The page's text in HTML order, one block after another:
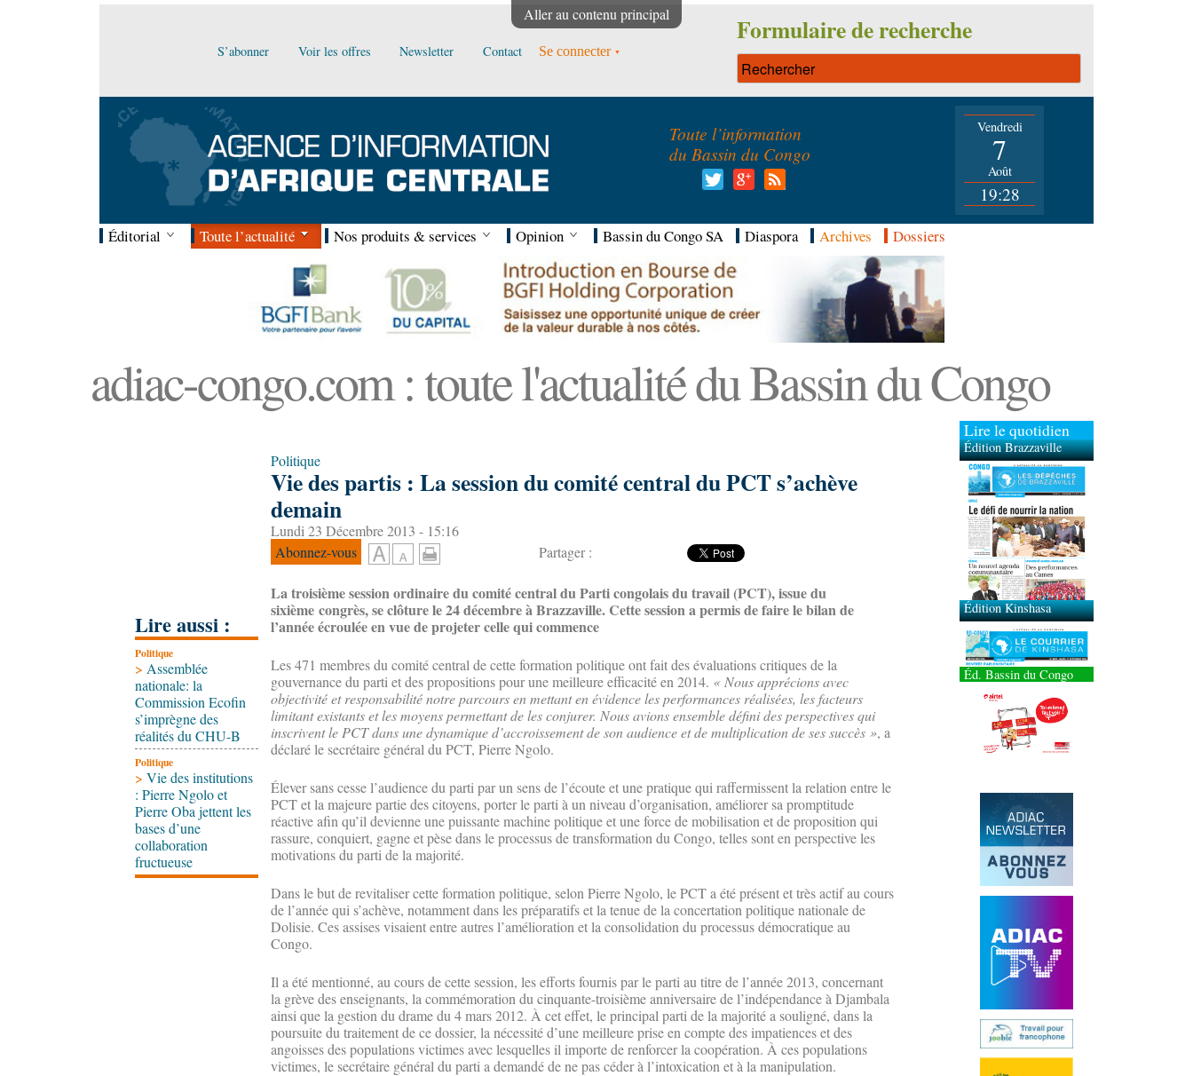
Aller au contenu principal
S’abonner Voir les offres Newsletter Contact Se connecter
Formulaire de recherche
Toute l’information
du Bassin du Congo
Vendredi
7
Août
19:28
Éditorial Toute l’actualité Nos produits & services Opinion Bassin du Congo SA Diaspora Archives Dossiers
adiac-congo.com : toute l'actualité du Bassin du Congo
Lire aussi :
Politique
> Assemblée
nationale: la
Commission Ecofin
s’imprègne des
réalités du CHU-B
Politique
> Vie des institutions
: Pierre Ngolo et
Pierre Oba jettent les
bases d’une
collaboration
fructueuse
Politique
Vie des partis : La session du comité central du PCT s’achève
demain
Lundi 23 Décembre 2013 - 15:16
Abonnez-vous
Partager :
La troisième session ordinaire du comité central du Parti congolais du travail (PCT), issue du
sixième congrès, se clôture le 24 décembre à Brazzaville. Cette session a permis de faire le bilan de
l’année écroulée en vue de projeter celle qui commence
Les 471 membres du comité central de cette formation politique ont fait des évaluations critiques de la
gouvernance du parti et des propositions pour une meilleure efficacité en 2014. « Nous apprécions avec
objectivité et responsabilité notre parcours en mettant en évidence les performances réalisées, les facteurs
limitant existants et les moyens permettant de les conjurer. Nous avions ensemble défini des perspectives qui
inscrivent le PCT dans une dynamique d’accroissement de son audience et de multiplication de ses succès », a
déclaré le secrétaire général du PCT, Pierre Ngolo.
Élever sans cesse l’audience du parti par un sens de l’écoute et une pratique qui raffermissent la relation entre le
PCT et la majeure partie des citoyens, porter le parti à un niveau d’organisation, améliorer sa promptitude
réactive afin qu’il devienne une puissante machine politique et une force de mobilisation et de proposition qui
rassure, conquiert, gagne et pèse dans le processus de transformation du Congo, telles sont en perspective les
motivations du parti de la majorité.
Dans le but de revitaliser cette formation politique, selon Pierre Ngolo, le PCT a été présent et très actif au cours
de l’année qui s’achève, notamment dans les préparatifs et la tenue de la concertation politique nationale de
Dolisie. Ces assises visaient entre autres l’amélioration et la consolidation du processus démocratique au
Congo.
Il a été mentionné, au cours de cette session, les efforts fournis par le parti au titre de l’année 2013, concernant
la grève des enseignants, la commémoration du cinquante-troisième anniversaire de l’indépendance à Djambala
ainsi que la gestion du drame du 4 mars 2012. À cet effet, le principal parti de la majorité a souligné, dans la
poursuite du traitement de ce dossier, la nécessité d’une meilleure prise en compte des impatiences et des
angoisses des populations victimes avec lesquelles il importe de renforcer la coopération. À ces populations
victimes, le secrétaire général du parti a demandé de ne pas céder à l’intoxication et à la manipulation.
Lire le quotidien
Édition Brazzaville
Édition Kinshasa
Éd. Bassin du Congo